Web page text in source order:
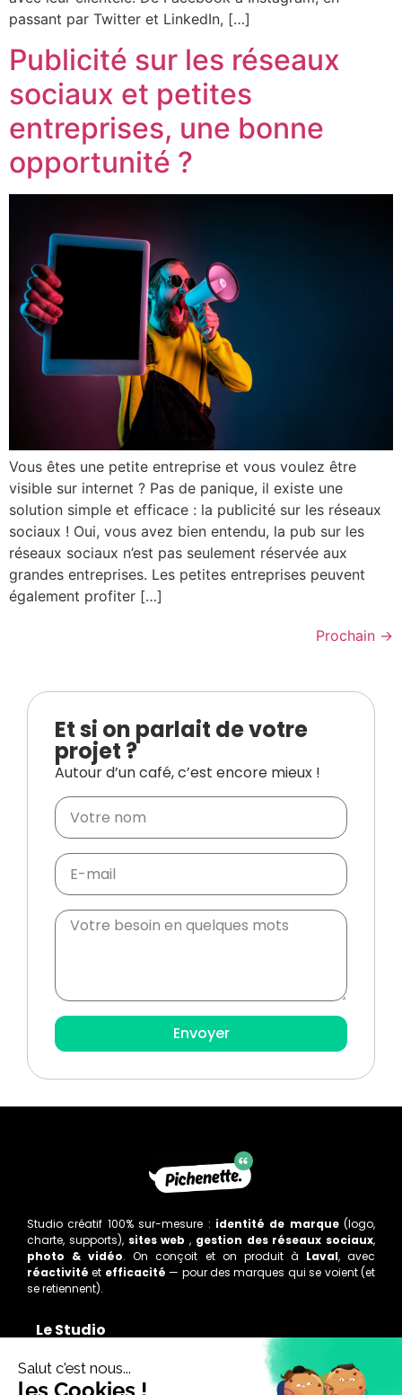
passant par Twitter et LinkedIn, […]
Publicité sur les réseaux
sociaux et petites
entreprises, une bonne
opportunité ?
Vous êtes une petite entreprise et vous voulez être
visible sur internet ? Pas de panique, il existe une
solution simple et efficace : la publicité sur les réseaux
sociaux ! Oui, vous avez bien entendu, la pub sur les
réseaux sociaux n’est pas seulement réservée aux
grandes entreprises. Les petites entreprises peuvent
également profiter […]
Prochain →
Et si on parlait de votre
projet ?
Autour d’un café, c’est encore mieux !
Envoyer
Studio créatif 100% sur-mesure : identité de marque(logo,
charte, supports), sites web , gestion des réseaux sociaux,
photo & vidéo. On conçoit et on produit à Laval, avec
réactivité et efficacité — pour des marques qui se voient (et
se retiennent).
Le Studio
Accueil